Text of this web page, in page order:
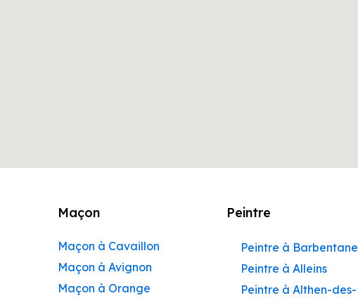
Maçon
Maçon à Cavaillon
Maçon à Avignon
Maçon à Orange
Peintre
Peintre à Barbentane
Peintre à Alleins
Peintre à Althen-des-